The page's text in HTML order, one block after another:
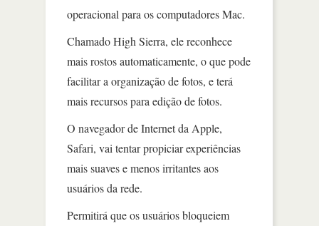
operacional para os computadores Mac.
Chamado High Sierra, ele reconhece
mais rostos automaticamente, o que pode
facilitar a organização de fotos, e terá
mais recursos para edição de fotos.
O navegador de Internet da Apple,
Safari, vai tentar propiciar experiências
mais suaves e menos irritantes aos
usuários da rede.
Permitirá que os usuários bloqueiem